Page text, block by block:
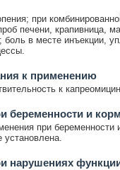
при
печени, крапивница,
боль в месте инъекции,
к применению
к
беременности и
при беременности
установлена.
нарушениях